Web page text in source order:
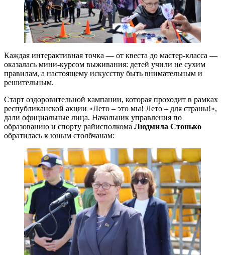
Каждая интерактивная точка — от квеста до мастер-класса —
оказалась мини-курсом выживания: детей учили не сухим
правилам, а настоящему искусству быть внимательным и
решительным.
Старт оздоровительной кампании, которая проходит в рамках
республиканской акции «Лето – это мы! Лето – для страны!»,
дали официальные лица. Начальник управления по
образованию и спорту райисполкома Людмила Стонько
обратилась к юным столбчанам: